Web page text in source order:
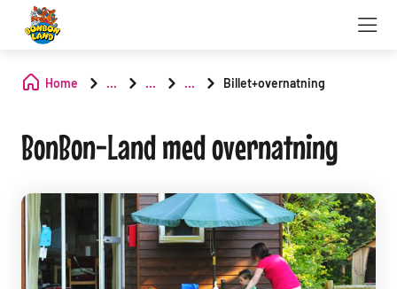
Home ... ... ... Billet+overnatning
BonBon-Land med overnatning